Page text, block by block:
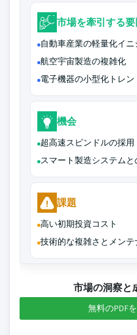
市場を牽引する要
自動車産業の軽量化イ
航空宇宙製造の複雑化
電子機器の小型化トレン
機会
超高速スピンドルの採用
スマート製造システムと
課題
高い初期投資コスト
技術的な複雑さとメン
市場の洞察と
無料のPDF